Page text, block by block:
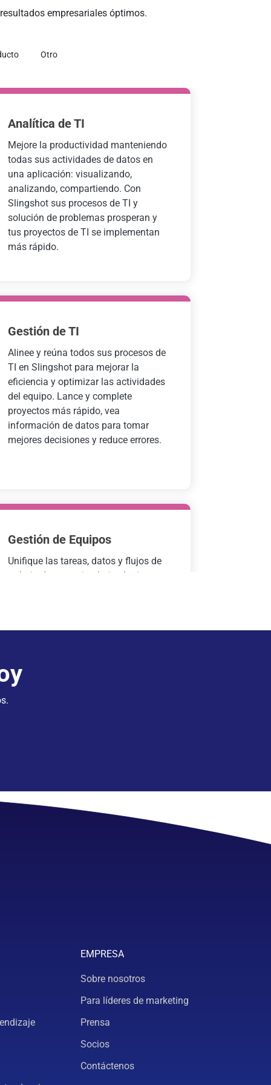
empresariales óptimos.
Otro
Analítica de TI
Mejore la productividad manteniendo
todas sus actividades de datos en
una aplicación: visualizando,
analizando, compartiendo. Con
Slingshot sus procesos de TI y
solución de problemas prosperan y
tus proyectos de TI se implementan
más rápido.
Gestión de TI
Alinee y reúna todos sus procesos de
TI en Slingshot para mejorar la
eficiencia y optimizar las actividades
del equipo. Lance y complete
proyectos más rápido, vea
información de datos para tomar
mejores decisiones y reduce errores.
Gestión de Equipos
Unifique las tareas, datos y flujos de
trabajo de su equipo bajo el mismo
recursos y transparencia de trabajo
EMPRESA
Sobre nosotros
Para líderes de marketing
Prensa
Socios
Contáctenos